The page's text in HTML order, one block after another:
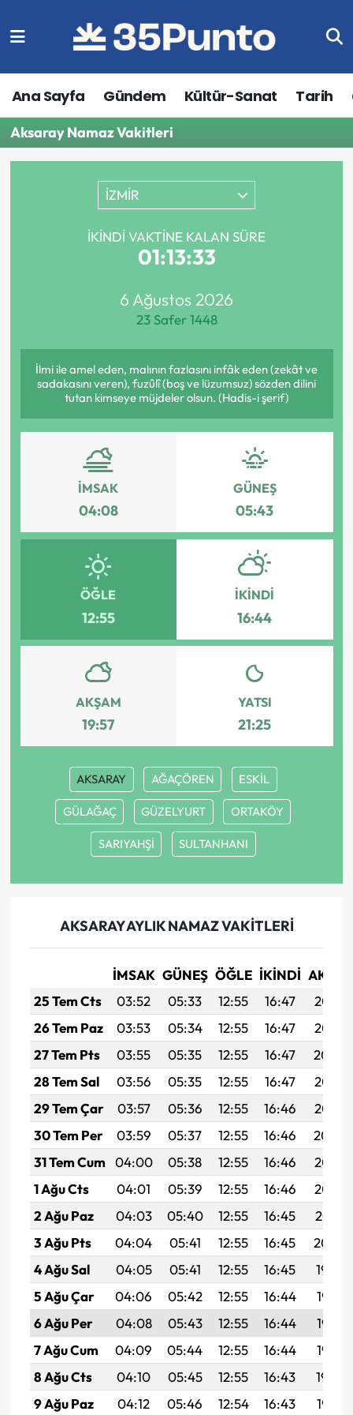
Ana Sayfa Gündem Kültür-Sanat Tarih
Aksaray Namaz Vakitleri
İZMİR
İKINDI VAKTINE KALAN SÜRE
01:13:33
6 Ağustos 2026
23 Safer 1448
İlmi ile amel eden, malının fazlasını infâk eden (zekât ve
sadakasını veren), fuzûlî (boş ve lüzumsuz) sözden dilini
tutan kimseye müjdeler olsun. (Hadis-i şerif)
İMSAK
04:08
GÜNEŞ
05:43
ÖĞLE
12:55
İKINDI
16:44
AKŞAM
19:57
YATSI
21:25
AKSARAY AĞAÇÖREN ESKİL
GÜLAĞAÇ GÜZELYURT ORTAKÖY
SARIYAHŞİ SULTANHANI
AKSARAY AYLIK NAMAZ VAKITLERI
İMSAK GÜNEŞ ÖĞLE İKINDI
25 Tem Cts
03:52 05:33 12:55 16:47
20:08
26 Tem Paz
03:53 05:34 12:55 16:47
20:07
27 Tem Pts
03:55 05:35 12:55 16:47
20:06
28 Tem Sal
03:56 05:35 12:55 16:47
20:05
29 Tem Çar
03:57 05:36 12:55 16:46
20:05
30 Tem Per
03:59 05:37 12:55 16:46
20:04
31 Tem Cum
04:00 05:38 12:55 16:46
20:03
1 Ağu Cts
04:01 05:39 12:55 16:46
20:02
2 Ağu Paz
04:03 05:40 12:55 16:45
20:01
3 Ağu Pts
04:04 05:41 12:55 16:45
20:00
4 Ağu Sal
04:05 05:41 12:55 16:45
19:59
5 Ağu Çar
04:06 05:42 12:55 16:44
19:58
6 Ağu Per
04:08 05:43 12:55 16:44
19:57
7 Ağu Cum
04:09 05:44 12:55 16:44
19:55
8 Ağu Cts
04:10 05:45 12:55 16:43
19:54
9 Ağu Paz
04:12 05:46 12:54 16:43 19:53